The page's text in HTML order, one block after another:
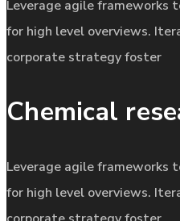
Leverage agile frameworks
for high level overviews.
corporate strategy foster
Chemical
Leverage agile frameworks
for high level overviews.